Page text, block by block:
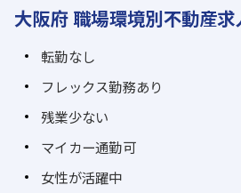
大阪府 職場環境別不動産求
転勤なし
フレックス勤務あり
残業少ない
マイカー通勤可
女性が活躍中